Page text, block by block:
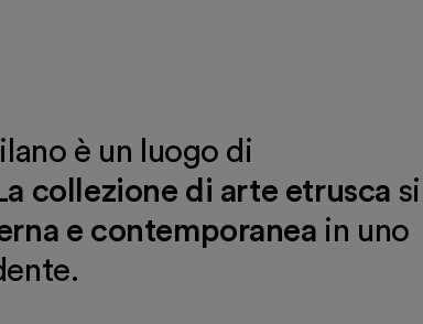
è un luogo di
collezione di arte etrusca si
e contemporanea in uno